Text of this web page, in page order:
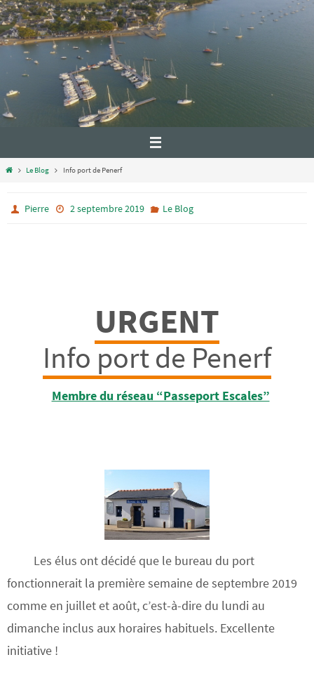
Le Blog Info port de Penerf
Pierre 2 septembre 2019 Le Blog
URGENT
Info port de Penerf
Membre du réseau “Passeport Escales”
Les élus ont décidé que le bureau du port
fonctionnerait la première semaine de septembre 2019
comme en juillet et août, c’est-à-dire du lundi au
dimanche inclus aux horaires habituels. Excellente
initiative !